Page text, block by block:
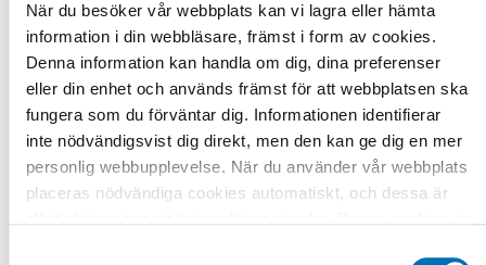
När du besöker vår webbplats kan vi lagra eller hämta
information i din webbläsare, främst i form av cookies.
Denna information kan handla om dig, dina preferenser
eller din enhet och används främst för att webbplatsen ska
fungera som du förväntar dig. Informationen identifierar
inte nödvändigsvist dig direkt, men den kan ge dig en mer
personlig webbupplevelse. När du använder vår webbplats
placeras nödvändiga cookies automatiskt, och dessa är
hotellet. Från flygplatsen är det smidigt att taArlanda
Express
direkt till Stockholms centralstation. Resan till
och från Arlanda flygplats tar 20 minuter och biljetter
går att köpa i biljettautomater eller ombord på tåget.
Ett alternativ till flygtåget är flygbuss från Arlanda till
Stockholms centralstation. Information om flygbussar
hittar duhär
. Det går självklart också fint att ta taxi
direkt till hotellet från Arlanda. Priset ska då ligga
mellan 495 och 550 SEK. Vi rekommenderar följande